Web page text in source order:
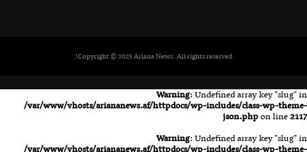
Copyright © 2025 Ariana News. All rights reserved!
Warning: Undefined array key "slug" in
/var/www/vhosts/ariananews.af/httpdocs/wp-includes/class-wp-theme-
json.phpon line2117
Warning: Undefined array key "slug" in